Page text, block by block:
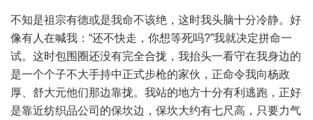
不知是祖宗有德或是我命不该绝，这时我头脑十分冷静。好
像有人在喊我：“还不快走，你想等死吗?”我就决定拼命一
试。这时包围圈还没有完全合拢，我抬头一看守在我身边的
是一个个子不大手持中正式步枪的家伙，正命令我向杨政
厚、舒大元他们那边靠拢。我站的地方十分有利逃跑，正好
是靠近纺织品公司的保坎边，保坎大约有七尺高，只要力气